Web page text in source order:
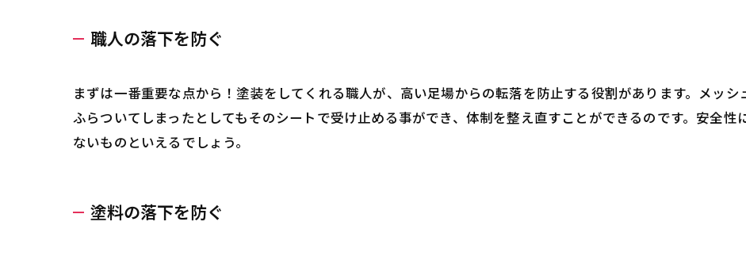
職人の落下を防ぐ
まずは一番重要な点から！塗装をしてくれる職人が、高い足場からの転落を防止する役割があります。メッ
ふらついてしまったとしてもそのシートで受け止める事ができ、体制を整え直すことができるのです。安全性
ないものといえるでしょう。
塗料の落下を防ぐ